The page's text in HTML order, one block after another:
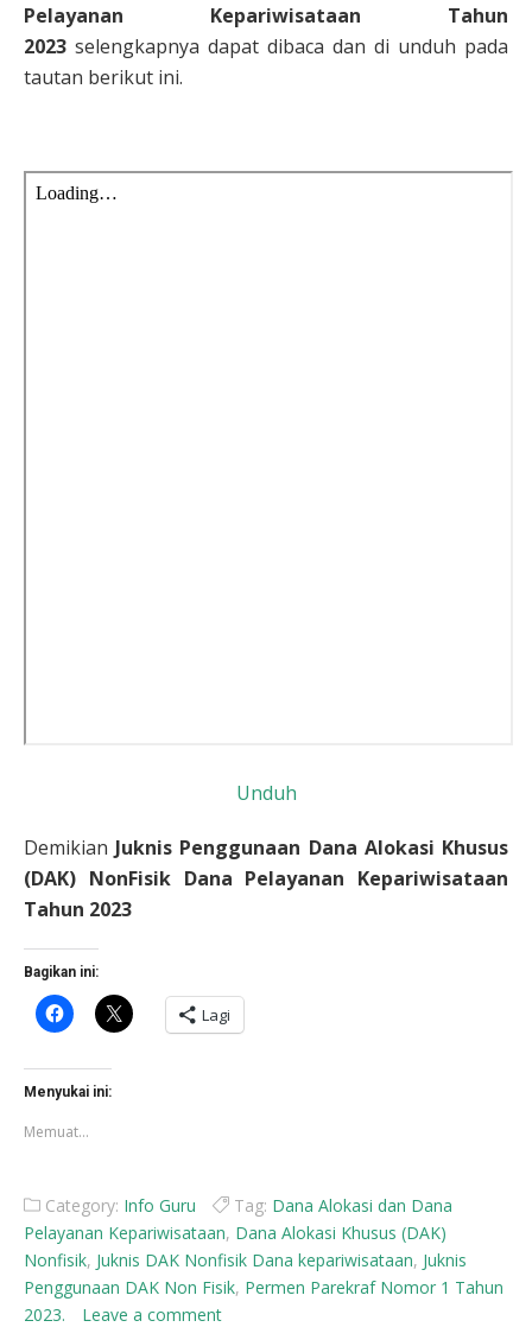
Pelayanan Kepariwisataan Tahun
2023 selengkapnya dapat dibaca dan di unduh pada
tautan berikut ini.
Unduh
Demikian Juknis Penggunaan Dana Alokasi Khusus
(DAK) NonFisik Dana Pelayanan Kepariwisataan
Tahun 2023
Bagikan ini:
Klik
untuk
Facebook(Membuka
di
jendela
baru)
Klik
untuk
berbagi
Lagi
Menyukai ini:
Memuat...
Category: Info Guru Tag: Dana Alokasi dan Dana
Pelayanan Kepariwisataan, Dana Alokasi Khusus (DAK)
Nonfisik, Juknis DAK Nonfisik Dana kepariwisataan, Juknis
Penggunaan DAK Non Fisik, Permen Parekraf Nomor 1 Tahun
2023.
Leave a comment